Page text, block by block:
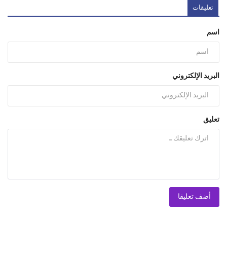
تعليقات
اسم
البريد الإلكتروني
تعليق
أضف تعليقا